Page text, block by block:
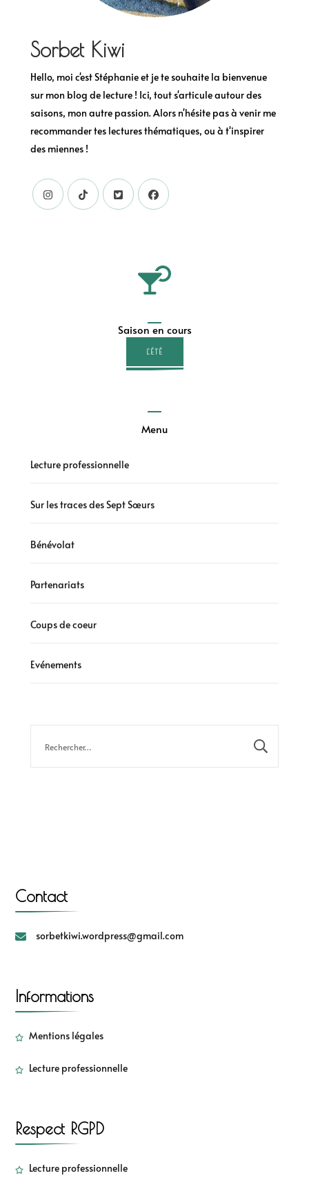
Sorbet Kiwi
Hello, moi c'est Stéphanie et je te souhaite la bienvenue
sur mon blog de lecture ! Ici, tout s'articule autour des
saisons, mon autre passion. Alors n'hésite pas à venir me
recommander tes lectures thématiques, ou à t'inspirer
des miennes !
Saison en cours
L'ÉTÉ
Menu
Lecture professionnelle
Sur les traces des Sept Sœurs
Bénévolat
Partenariats
Coups de coeur
Evénements
Contact
sorbetkiwi.wordpress@gmail.com
Informations
Mentions légales
Lecture professionnelle
Respect RGPD
Lecture professionnelle